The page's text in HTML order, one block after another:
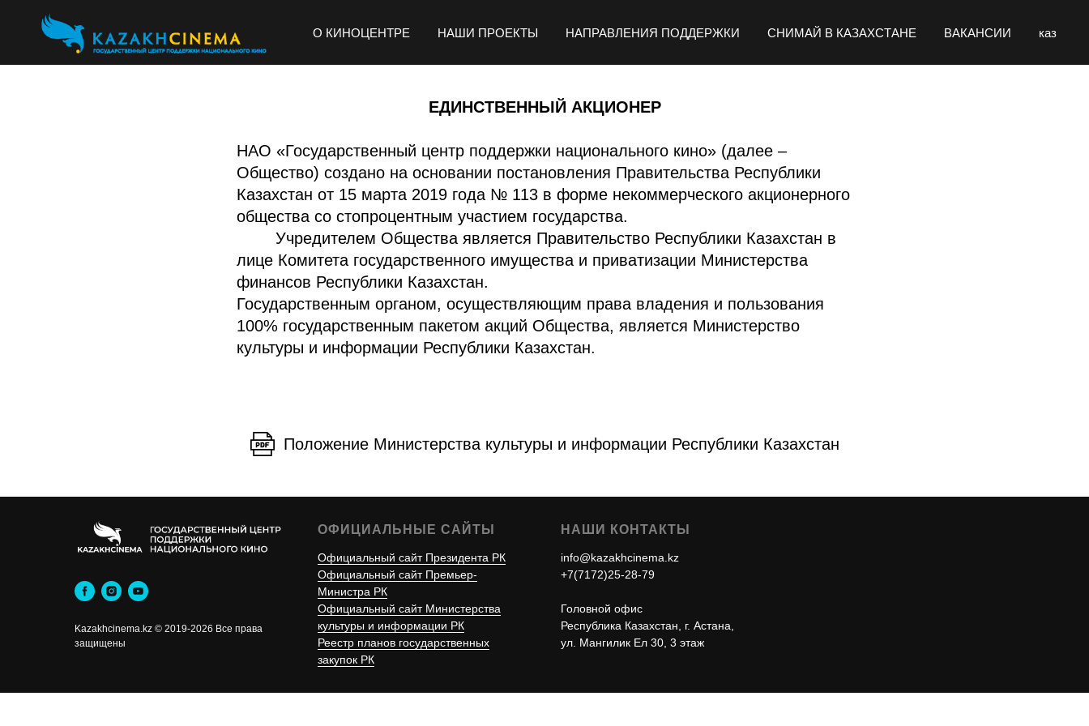
О КИНОЦЕНТРЕ НАШИ ПРОЕКТЫ НАПРАВЛЕНИЯ ПОДДЕРЖКИ СНИМАЙ В КАЗАХСТАНЕ ВАКАНСИИ каз
ЕДИНСТВЕННЫЙ АКЦИОНЕР
НАО «Государственный центр поддержки национального кино» (далее –
Общество) создано на основании постановления Правительства Республики
Казахстан от 15 марта 2019 года № 113 в форме некоммерческого акционерного
общества со стопроцентным участием государства.
Учредителем Общества является Правительство Республики Казахстан в
лице Комитета государственного имущества и приватизации Министерства
финансов Республики Казахстан.
Государственным органом, осуществляющим права владения и пользования
100% государственным пакетом акций Общества, является Министерство
культуры и информации Республики Казахстан.
Положение Министерства культуры и информации Республики Казахстан
Kazakhcinema.kz © 2019-2026 Все права
защищены
ОФИЦИАЛЬНЫЕ САЙТЫ
Официальный сайт Президента РК
Официальный сайт Премьер-
Министра РК
Официальный сайт Министерства
культуры и информации РК
Реестр планов государственных
закупок РК
НАШИ КОНТАКТЫ
info@kazakhcinema.kz
+7(7172)25-28-79
Головной офис
Республика Казахстан, г. Астана,
ул. Мангилик Ел 30, 3 этаж